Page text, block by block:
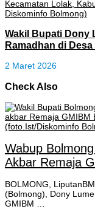
Wakil Bupati Dony
Ramadhan di
2 Maret 2026
Check Also
Wabup
Akbar Remaja
BOLMONG,
(Bolmong), Dony
GMIBM …